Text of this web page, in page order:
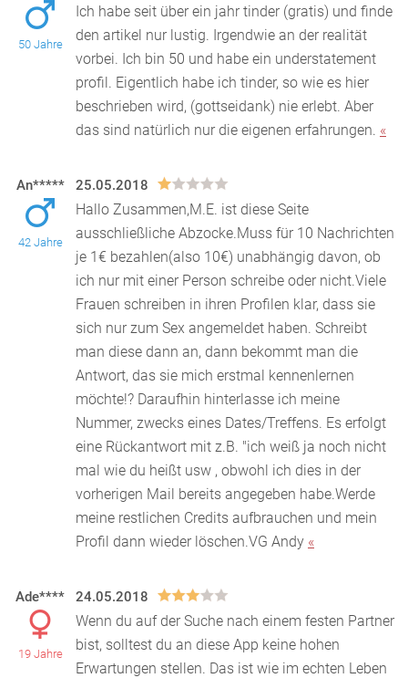
50 Jahre
Ich habe seit über ein jahr tinder (gratis) und finde
den artikel nur lustig. Irgendwie an der realität
vorbei. Ich bin 50 und habe ein understatement
profil. Eigentlich habe ich tinder, so wie es hier
beschrieben wird, (gottseidank) nie erlebt. Aber
das sind natürlich nur die eigenen erfahrungen. «
An*****
42 Jahre
25.05.2018
Hallo Zusammen,M.E. ist diese Seite
ausschließliche Abzocke.Muss für 10 Nachrichten
je 1€ bezahlen(also 10€) unabhängig davon, ob
ich nur mit einer Person schreibe oder nicht.Viele
Frauen schreiben in ihren Profilen klar, dass sie
sich nur zum Sex angemeldet haben. Schreibt
man diese dann an, dann bekommt man die
Antwort, das sie mich erstmal kennenlernen
möchte!? Daraufhin hinterlasse ich meine
Nummer, zwecks eines Dates/Treffens. Es erfolgt
eine Rückantwort mit z.B. "ich weiß ja noch nicht
mal wie du heißt usw , obwohl ich dies in der
vorherigen Mail bereits angegeben habe.Werde
meine restlichen Credits aufbrauchen und mein
Profil dann wieder löschen.VG Andy «
Ade****
19 Jahre
24.05.2018
Wenn du auf der Suche nach einem festen Partner
bist, solltest du an diese App keine hohen
Erwartungen stellen. Das ist wie im echten Leben